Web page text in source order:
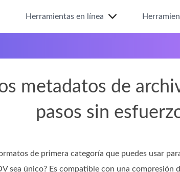
Herramientas en línea
metadatos de
pasos sin
de primera categoría que puedes usar
sea único? Es compatible con una compresión